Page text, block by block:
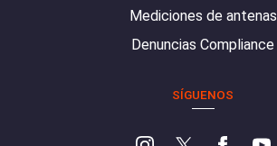
Mediciones de antenas
Denuncias Compliance
SÍGUENOS